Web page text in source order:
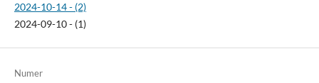
2024-10-14 - (2)
2024-09-10 - (1)
Numer